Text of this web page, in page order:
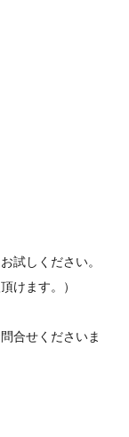
試しください。
けます。）
合せくださいま